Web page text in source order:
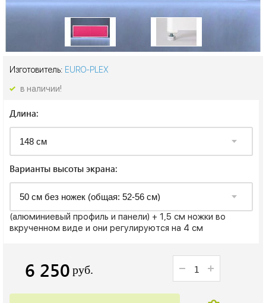
Изготовитель: EURO-PLEX
в наличии!
Длина:
Варианты высоты экрана:
(алюминиевый профиль и панели) + 1,5 см ножки во
вкрученном виде и они регулируются на 4 см
6 250 руб.